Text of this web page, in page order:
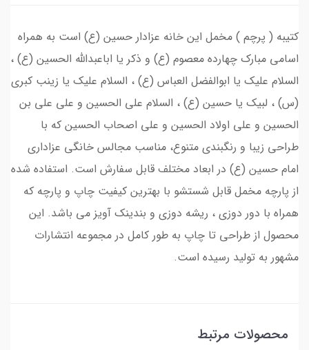
کتیبه ( پرچم ) مخمل این خانه عزادار حسین (ع) است به همراه
اسامی مبارک چهارده معصوم (ع) و ذکر یا اباعبدالله الحسین (ع) ،
السلام علیک یا ابوالفضل العباس (ع) ، السلام علیک یا زینب کبری
(س) ، لبیک یا حسین (ع) ، السلام علي الحسين و علي علي بن
الحسين و علي اولاد الحسين و علي اصحاب الحسين که با
طراحی زیبا و رنگبندی متنوع، مناسب مجالس خانگی عزاداری
امام حسین (ع) در ابعاد مختلف قابل سفارش است. استفاده شده
از پارچه مخمل قابل شستشو با بهترین کیفیت چاپ و پارچه که
همراه با دور دوزی ، ریشه دوزی و بندینک آویز می باشد. این
محصول از طراحی تا چاپ به طور کامل در مجموعه انتشارات
مشهور به تولید رسیده است.
محصولات مرتبط